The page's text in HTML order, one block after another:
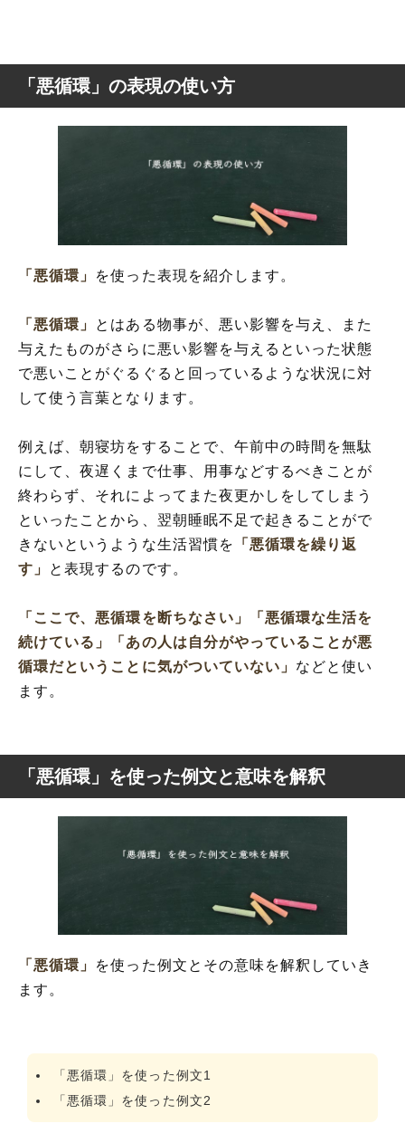
「悪循環」の表現の使い方
「悪循環」 を使った表現を紹介します。
「悪循環」 とはある物事が、悪い影響を与え、また
与えたものがさらに悪い影響を与えるといった状態
で悪いことがぐるぐると回っているような状況に対
して使う言葉となります。
例えば、朝寝坊をすることで、午前中の時間を無駄
にして、夜遅くまで仕事、用事などするべきことが
終わらず、それによってまた夜更かしをしてしまう
といったことから、翌朝睡眠不足で起きることがで
きないというような生活習慣を
「悪循環を繰り返
す」
と表現するのです。
「ここで、悪循環を断ちなさい」
「悪循環な生活を
続けている」
「あの人は自分がやっていることが悪
循環だということに気がついていない」 などと使い
ます。
「悪循環」を使った例文と意味を解釈
「悪循環」 を使った例文とその意味を解釈していき
ます。
「悪循環」を使った例文1
「悪循環」を使った例文2